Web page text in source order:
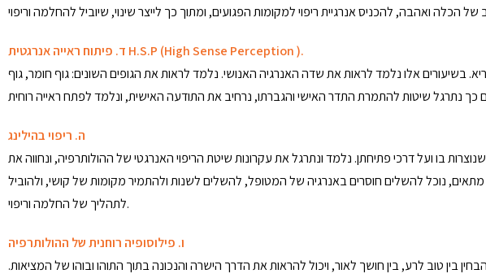
ד. פיתוח ראייה אנרגטית H.S.P (High Sense Perception).
אלו נלמד לראות את שדה האנרגיה האנושי. נלמד לראות את הגופים השונים: גוף חומר, גוף
ה. ריפוי בהילינג
בו ועל דרכי פתיחתן. נלמד ונתרגל את עקרונות שיטת הריפוי האנרגטי של ההולותרפיה, ונחווה את
נוכל להשלים חוסרים באנרגיה של המטופל, להשלים לשנות ולהתמיר מקומות של קושי, ולהוביל
לתהליך של החלמה וריפוי.
ו. פילוסופיה רוחנית של ההולותרפיה
בין טוב לרע, בין חושך לאור, ויכול להראות את הדרך הישרה והנכונה בתוך התוהו ובוהו של המציאות.